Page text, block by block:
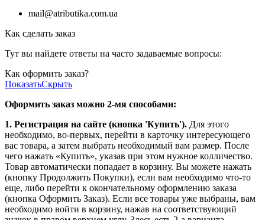
mail@atributika.com.ua
Как сделать заказ
Тут вы найдете ответы на часто задаваемые вопросы:
Как оформить заказ?
ПоказатьСкрыть
Оформить заказ можно 2-мя способами:
1. Регистрация на сайте (кнопка 'Купить'). Для этого
необходимо, во-первых, перейти в карточку интересующего
вас товара, а затем выбрать необходимый вам размер. После
чего нажать «Купить», указав при этом нужное колличество.
Товар автоматически попадает в корзину. Вы можете нажать
(кнопку Продолжить Покупки), если вам необходимо что-то
еще, либо перейти к окончательному оформлению заказа
(кнопка Оформить Заказ). Если все товары уже выбраны, вам
необходимо войти в корзину, нажав на соответствующий